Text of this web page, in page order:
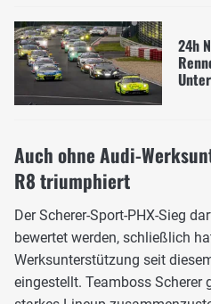
24h
Auch ohne Audi-
R8 triumphiert
Der Scherer-Sport-PHX-Sieg
bewertet werden, schließlich
Werksunterstützung seit
eingestellt. Teamboss Scherer